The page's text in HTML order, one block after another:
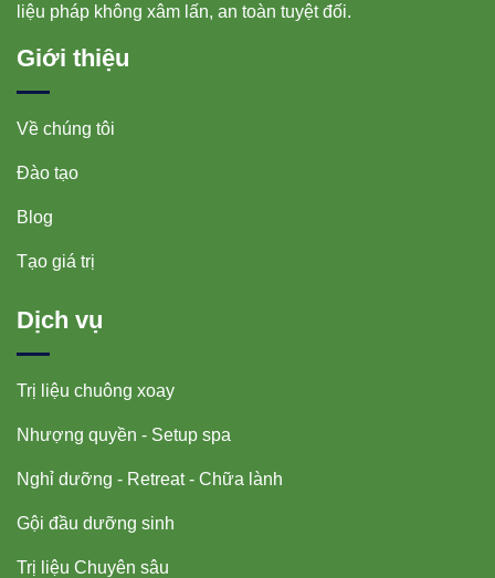
liệu pháp không xâm lấn, an toàn tuyệt đối.
Giới thiệu
Về chúng tôi
Đào tạo
Blog
Tạo giá trị
Dịch vụ
Trị liệu chuông xoay
Nhượng quyền - Setup spa
Nghỉ dưỡng - Retreat - Chữa lành
Gội đầu dưỡng sinh
Trị liệu Chuyên sâu